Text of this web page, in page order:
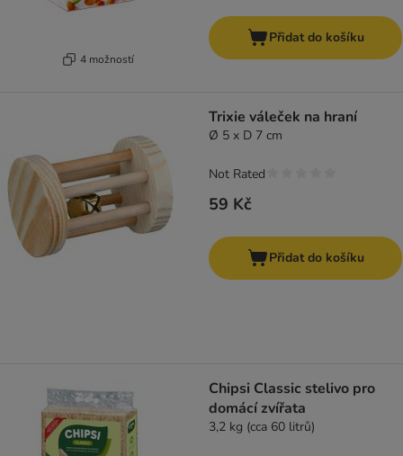
4 možností
Přidat do košíku
Trixie váleček na hraní
Ø 5 x D 7 cm
59 Kč
Not Rated
Přidat do košíku
Chipsi Classic stelivo pro
domácí zvířata
3,2 kg (cca 60 litrů)